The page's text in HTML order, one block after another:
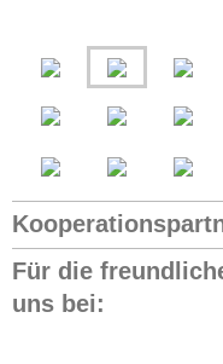
Für die
uns bei: